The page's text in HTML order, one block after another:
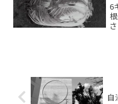
6
自